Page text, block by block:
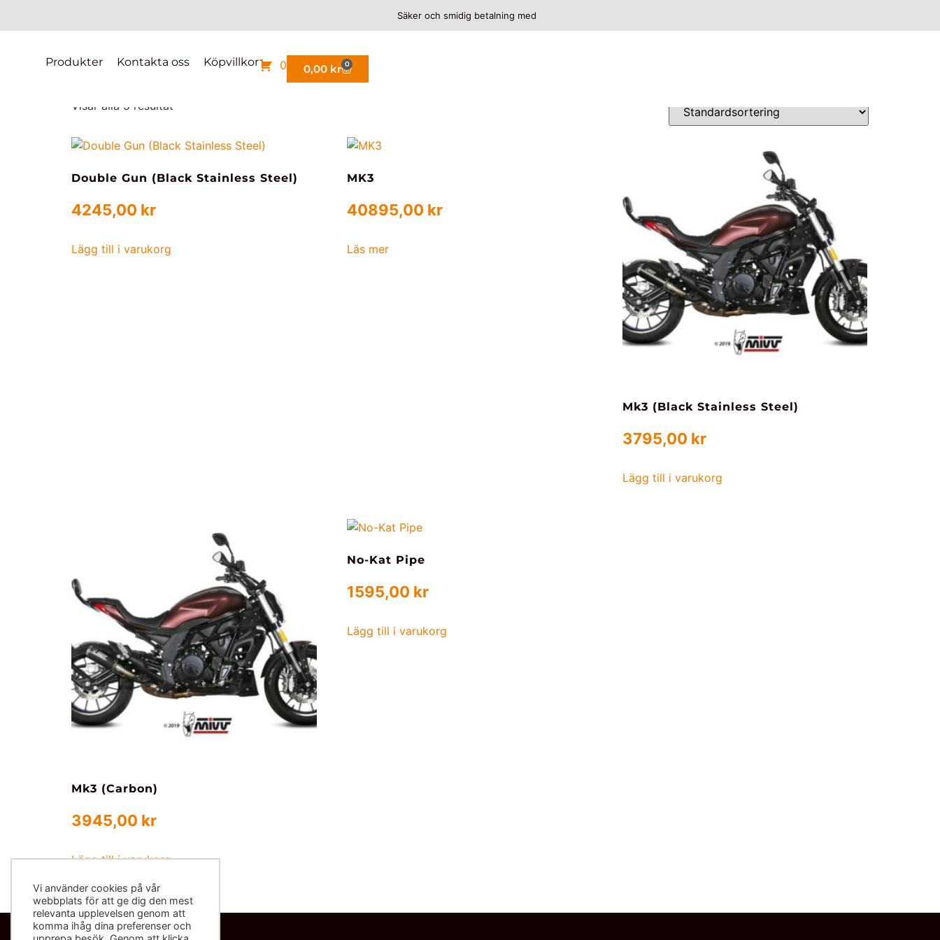
Säker och smidig betalning med
Produkter Kontakta oss Köpvillkor 0 0,00 kr 0
2022
Visar alla 5 resultat
Double Gun (Black Stainless Steel)
4245,00 kr
Lägg till i varukorg
MK3
40895,00 kr
Läs mer
Mk3 (Black Stainless Steel)
3795,00 kr
Lägg till i varukorg
Mk3 (Carbon)
3945,00 kr
Lägg till i varukorg
No-Kat Pipe
1595,00 kr
Lägg till i varukorg
Vi använder cookies på vår
webbplats för att ge dig den mest
relevanta upplevelsen genom att
komma ihåg dina preferenser och